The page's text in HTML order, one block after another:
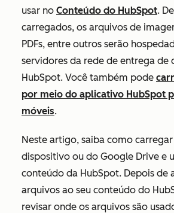
usar no Conteúdo do HubSpot.
carregados, os arquivos de
PDFs, entre outros serão
servidores da rede de entrega de
HubSpot. Você também pode
por meio do aplicativo HubSpot
móveis.
Neste artigo, saiba como
dispositivo ou do Google Drive e
conteúdo da HubSpot. Depois de
arquivos ao seu conteúdo do
revisar onde os arquivos são